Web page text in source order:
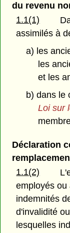
du revenu
1.1(1)
assimilés à
a) les
les
et les
b) dans le
Loi sur
Déclaration
1.1(2)
employés ou
indemnités
d'invalidité
lesquelles